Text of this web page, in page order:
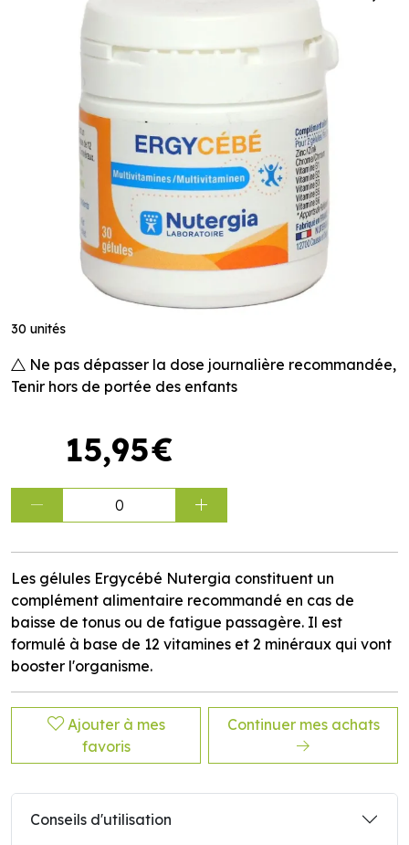
30 unités
Ne pas dépasser la dose journalière recommandée,
Tenir hors de portée des enfants
15,95€
0
Les gélules Ergycébé Nutergia constituent un
complément alimentaire recommandé en cas de
baisse de tonus ou de fatigue passagère. Il est
formulé à base de 12 vitamines et 2 minéraux qui vont
booster l'organisme.
Ajouter à mes
favoris
Continuer mes achats
Conseils d'utilisation